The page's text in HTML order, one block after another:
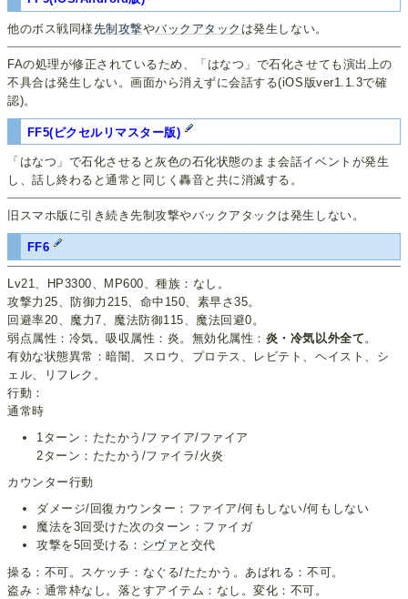
他のボス戦同様先制攻撃やバックアタック は発生しない。
FAの処理が修正されているため、「はなつ」で石化させても演出上の
不具合は発生しない。画面から消えずに会話する(iOS版ver1.1.3で確
認)。
FF5(ピクセルリマスター版)
「はなつ」で石化させると灰色の石化状態のまま会話イベントが発生
し、話し終わると通常と同じく轟音と共に消滅する。
旧スマホ版に引き続き先制攻撃やバックアタックは発生しない。
FF6
Lv21、HP3300、MP600、種族：なし。
攻撃力25、防御力215、命中150、素早さ35。
回避率20、魔力7、魔法防御115、魔法回避0。
弱点属性：冷気。吸収属性：炎。無効化属性： 炎・冷気以外全て。
有効な状態異常：暗闇、スロウ、プロテス、レビテト、ヘイスト、シ
ェル、リフレク。
行動：
通常時
1ターン：たたかう/ファイア/ファイア
2ターン：たたかう/ファイラ/火炎
カウンター行動
ダメージ/回復カウンター：ファイア/何もしない/何もしない
魔法を3回受けた次のターン：ファイガ
攻撃を5回受ける： シヴァ と交代
操る：不可。スケッチ：なぐる/たたかう。あばれる：不可。
盗み：通常枠なし。落とすアイテム：なし。変化：不可。